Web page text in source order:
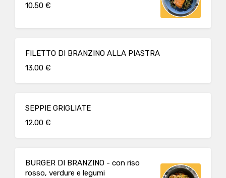
10.50 €
FILETTO DI BRANZINO ALLA PIASTRA
13.00 €
SEPPIE GRIGLIATE
12.00 €
BURGER DI BRANZINO - con riso
rosso, verdure e legumi